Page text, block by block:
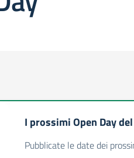
I prossimi Open Day
Pubblicate le date dei